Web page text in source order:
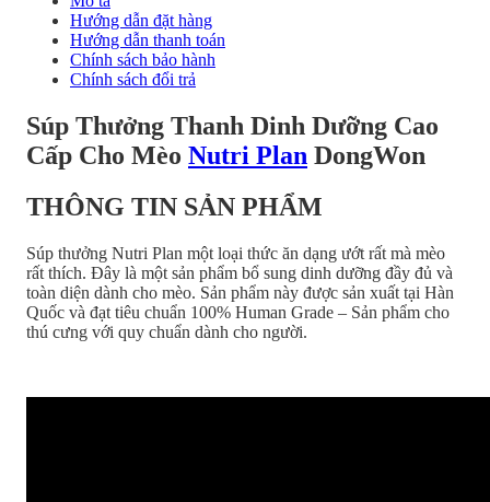
Hướng dẫn đặt hàng
Hướng dẫn thanh toán
Chính sách bảo hành
Chính sách đổi trả
Súp Thưởng Thanh Dinh Dưỡng Cao
Cấp Cho Mèo Nutri Plan DongWon
THÔNG TIN SẢN PHẨM
Súp thưởng Nutri Plan một loại thức ăn dạng ướt rất mà mèo
rất thích. Đây là một sản phẩm bổ sung dinh dưỡng đầy đủ và
toàn diện dành cho mèo. Sản phẩm này được sản xuất tại Hàn
Quốc và đạt tiêu chuẩn 100% Human Grade – Sản phẩm cho
thú cưng với quy chuẩn dành cho người.